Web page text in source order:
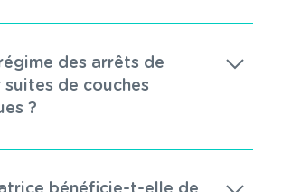
des arrêts de
de couches
?